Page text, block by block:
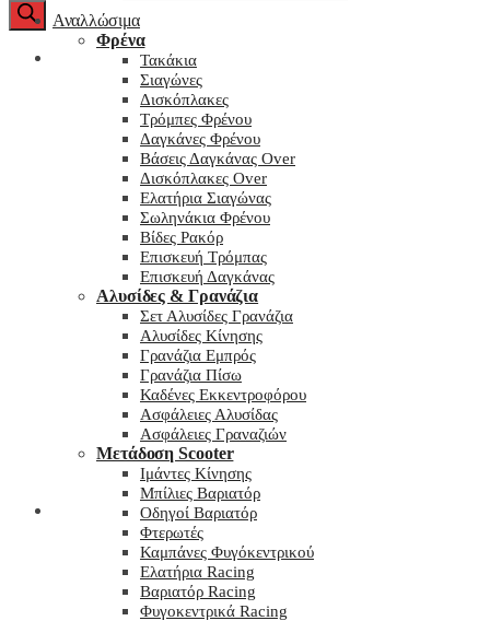
O λογαριασμός μου
My wishlist
Αναλλώσιμα
Φρένα
Τακάκια
Σιαγώνες
Δισκόπλακες
Τρόμπες Φρένου
Δαγκάνες Φρένου
Βάσεις Δαγκάνας Over
Δισκόπλακες Over
Ελατήρια Σιαγώνας
Σωληνάκια Φρένου
Βίδες Ρακόρ
Επισκευή Τρόμπας
Επισκευή Δαγκάνας
Αλυσίδες & Γρανάζια
Σετ Αλυσίδες Γρανάζια
Αλυσίδες Κίνησης
Γρανάζια Εμπρός
Γρανάζια Πίσω
Καδένες Εκκεντροφόρου
Ασφάλειες Αλυσίδας
Ασφάλειες Γραναζιών
Μετάδοση Scooter
Ιμάντες Κίνησης
Μπίλιες Βαριατόρ
Οδηγοί Βαριατόρ
Φτερωτές
Καμπάνες Φυγόκεντρικού
Ελατήρια Racing
Βαριατόρ Racing
Φυγοκεντρικά Racing